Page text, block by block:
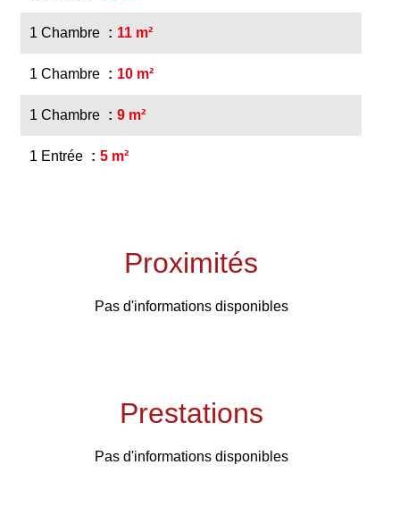
1 Chambre 11 m²
1 Chambre 10 m²
1 Chambre 9 m²
1 Entrée 5 m²
Proximités
Pas d'informations disponibles
Prestations
Pas d'informations disponibles